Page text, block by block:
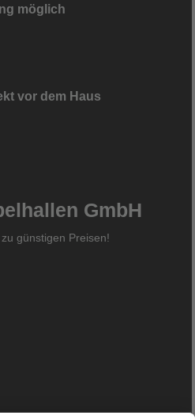
möglich
vor dem Haus
GmbH
günstigen Preisen!